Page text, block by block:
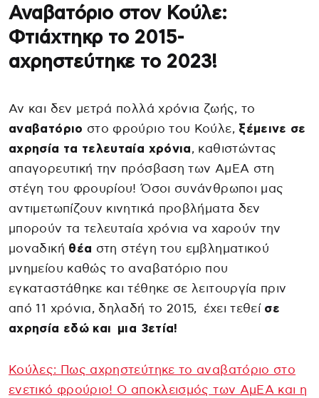
Αναβατόριο στον Κούλε:
Φτιάχτηκρ το 2015-
αχρηστεύτηκε το 2023!
Αν και δεν μετρά πολλά χρόνια ζωής, το
αναβατόριο στο φρούριο του Κούλε, ξέμεινε σε
αχρησία τα τελευταία χρόνια, καθιστώντας
απαγορευτική την πρόσβαση των ΑμΕΑ στη
στέγη του φρουρίου! Όσοι συνάνθρωποι μας
αντιμετωπίζουν κινητικά προβλήματα δεν
μπορούν τα τελευταία χρόνια να χαρούν την
μοναδική θέα στη στέγη του εμβληματικού
μνημείου καθώς το αναβατόριο που
εγκαταστάθηκε και τέθηκε σε λειτουργία πριν
από 11 χρόνια, δηλαδή το 2015, έχει τεθεί σε
αχρησία εδώ και μια 3ετία!
Κούλες: Πως αχρηστεύτηκε το αναβατόριο στο
ενετικό φρούριο! Ο αποκλεισμός των ΑμΕΑ και η